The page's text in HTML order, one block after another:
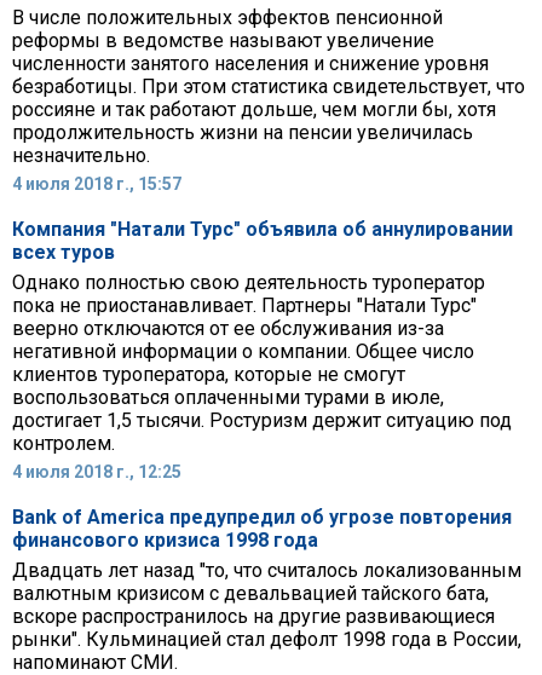
В числе положительных эффектов пенсионной
реформы в ведомстве называют увеличение
численности занятого населения и снижение уровня
безработицы. При этом статистика свидетельствует, что
россияне и так работают дольше, чем могли бы, хотя
продолжительность жизни на пенсии увеличилась
незначительно.
4 июля 2018 г., 15:57
Компания "Натали Турс" объявила об аннулировании
всех туров
Однако полностью свою деятельность туроператор
пока не приостанавливает. Партнеры "Натали Турс"
веерно отключаются от ее обслуживания из-за
негативной информации о компании. Общее число
клиентов туроператора, которые не смогут
воспользоваться оплаченными турами в июле,
достигает 1,5 тысячи. Ростуризм держит ситуацию под
контролем.
4 июля 2018 г., 12:25
Bank of America предупредил об угрозе повторения
финансового кризиса 1998 года
Двадцать лет назад "то, что считалось локализованным
валютным кризисом с девальвацией тайского бата,
вскоре распространилось на другие развивающиеся
рынки". Кульминацией стал дефолт 1998 года в России,
напоминают СМИ.